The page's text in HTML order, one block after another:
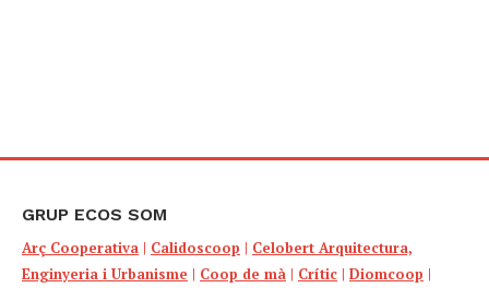
GRUP ECOS SOM
Arç Cooperativa | Calidoscoop | Celobert Arquitectura,
Enginyeria i Urbanisme | Coop de mà | Crític | Diomcoop |